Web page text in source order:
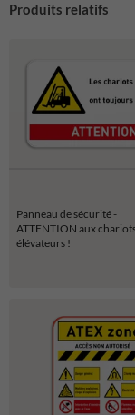
Produits relatifs
Panneau de sécurité -
ATTENTION aux
élévateurs !